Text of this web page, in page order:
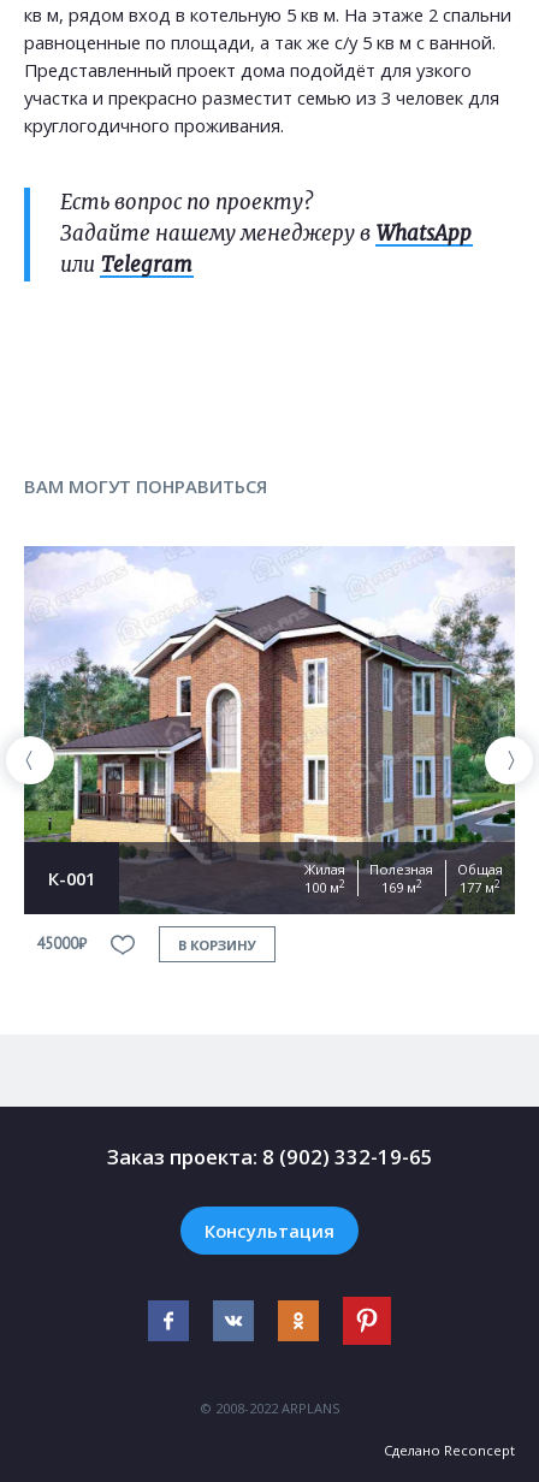
кв м, рядом вход в котельную 5 кв м. На этаже 2 спальни
равноценные по площади, а так же с/у 5 кв м с ванной.
Представленный проект дома подойдёт для узкого
участка и прекрасно разместит семью из 3 человек для
круглогодичного проживания.
Есть вопрос по проекту?
Задайте нашему менеджеру в WhatsApp
или Telegram
ВАМ МОГУТ ПОНРАВИТЬСЯ
К-001
Жилая
100 м2
Полезная
169 м2
Общая
177 м2
45000₽ В КОРЗИНУ
Заказ проекта: 8 (902) 332-19-65
Консультация
© 2008-2022 ARPLANS
Сделано Reconcept